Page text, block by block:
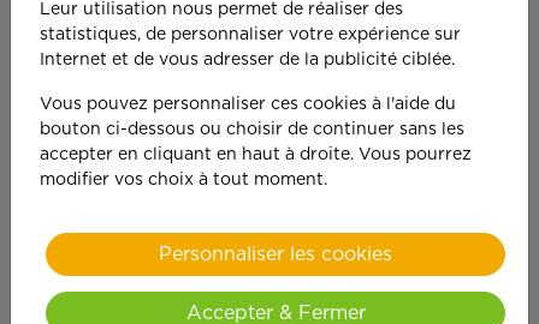
On est toujours plus
performant
quand on y met du
cœur !
Leur utilisation nous permet de réaliser des
statistiques, de personnaliser votre expérience sur
Internet et de vous adresser de la publicité ciblée.
Vous pouvez personnaliser ces cookies à l'aide du
bouton ci-dessous ou choisir de continuer sans les
accepter en cliquant en haut à droite. Vous pourrez
modifier vos choix à tout moment.
Personnaliser les cookies
Accepter & Fermer